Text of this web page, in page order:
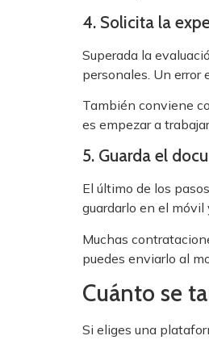
4. Solicita la
Superada la
personales. Un error
También conviene
es empezar a
5. Guarda el
El último de los
guardarlo en el
Muchas
puedes enviarlo al
Cuánto se
Si eliges una